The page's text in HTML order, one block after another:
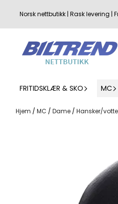
Hopp til innhold
Norsk nettbutikk | Rask levering |
FRITIDSKLÆR & SKO MC
Hjem / MC / Dame / Hansker/